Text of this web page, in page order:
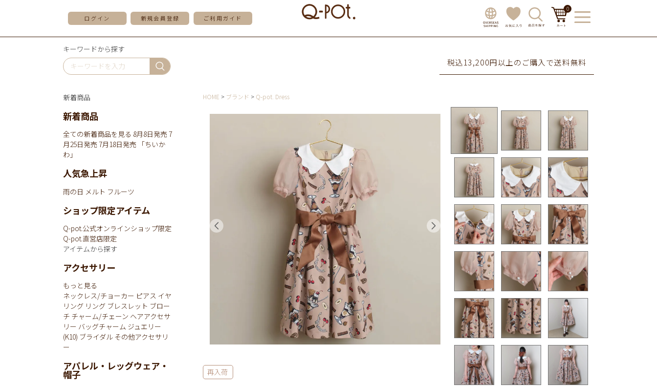
ログイン 新規会員登録 ご利用ガイド
0
キーワードから探す
税込13,200円以上のご購入で送料無料
HOME ブランド Q-pot. Dress
再入荷
新着商品
新着商品
全ての新着商品を見る 8月8日発売7
月25日発売7月18日発売 「ちいか
わ」
人気急上昇
雨の日 メルト フルーツ
ショップ限定アイテム
Q-pot.公式オンラインショップ限定
Q-pot.直営店限定
アイテムから探す
アクセサリー
もっと見る
ネックレス/チョーカー ピアス イヤ
リング リング ブレスレット ブロー
チ チャーム/チェーン ヘアアクセサ
リー バッグチャーム ジュエリー
(K10) ブライダル その他アクセサリ
ー
アパレル・レッグウェア・
帽子